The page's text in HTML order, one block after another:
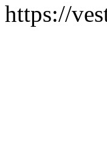
https://